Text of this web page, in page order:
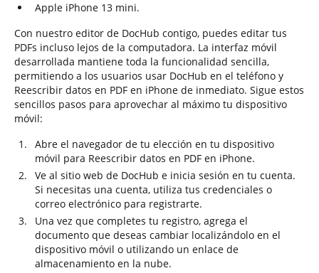
Apple iPhone 13 mini.
Con nuestro editor de DocHub contigo, puedes editar tus
PDFs incluso lejos de la computadora. La interfaz móvil
desarrollada mantiene toda la funcionalidad sencilla,
permitiendo a los usuarios usar DocHub en el teléfono y
Reescribir datos en PDF en iPhone de inmediato. Sigue estos
sencillos pasos para aprovechar al máximo tu dispositivo
móvil:
Abre el navegador de tu elección en tu dispositivo
móvil para Reescribir datos en PDF en iPhone.
Ve al sitio web de DocHub e inicia sesión en tu cuenta.
Si necesitas una cuenta, utiliza tus credenciales o
correo electrónico para registrarte.
Una vez que completes tu registro, agrega el
documento que deseas cambiar localizándolo en el
dispositivo móvil o utilizando un enlace de
almacenamiento en la nube.